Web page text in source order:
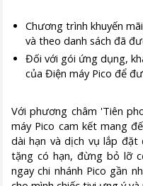
Chương trình khuyến
và theo danh sách đã
Đối với gói ứng dụng,
của Điện máy Pico để
Với phương châm 'Tiên
máy Pico cam kết mang
dài hạn và dịch vụ lắp đặt
tặng có hạn, đừng bỏ lỡ
ngay chi nhánh Pico gần